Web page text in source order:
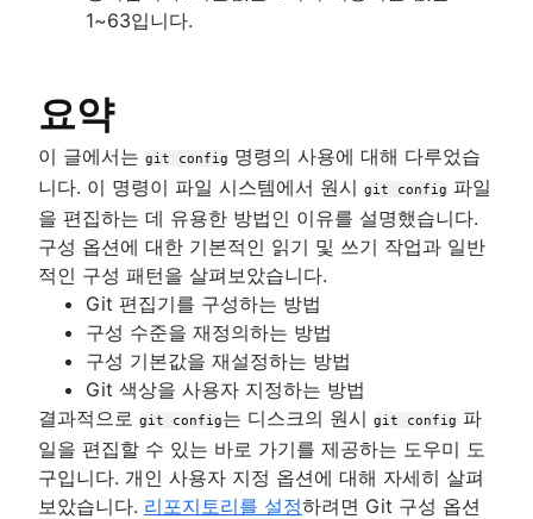
1~63입니다.
요약
이 글에서는 git config 명령의 사용에 대해 다루었습
니다. 이 명령이 파일 시스템에서 원시 git config 파일
을 편집하는 데 유용한 방법인 이유를 설명했습니다.
구성 옵션에 대한 기본적인 읽기 및 쓰기 작업과 일반
적인 구성 패턴을 살펴보았습니다.
Git 편집기를 구성하는 방법
구성 수준을 재정의하는 방법
구성 기본값을 재설정하는 방법
Git 색상을 사용자 지정하는 방법
결과적으로 git config는 디스크의 원시 git config 파
일을 편집할 수 있는 바로 가기를 제공하는 도우미 도
구입니다. 개인 사용자 지정 옵션에 대해 자세히 살펴
보았습니다. 리포지토리를 설정하려면 Git 구성 옵션